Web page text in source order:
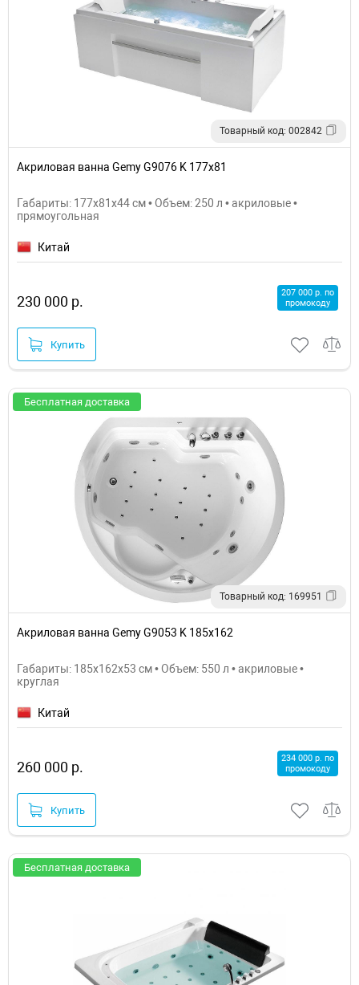
Товарный код: 002842
Акриловая ванна Gemy G9076 K 177х81
Габариты: 177x81x44 см • Объем: 250 л • акриловые •
прямоугольная
Китай
230 000 р.
207 000 р. по
промокоду
Купить
Бесплатная доставка
Товарный код: 169951
Акриловая ванна Gemy G9053 K 185х162
Габариты: 185x162x53 см • Объем: 550 л • акриловые •
круглая
Китай
260 000 р.
234 000 р. по
промокоду
Купить
Бесплатная доставка